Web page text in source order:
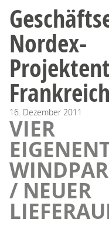
Nordex-
Frankreich
16. Dezember 2011
VIER
/ NEUER